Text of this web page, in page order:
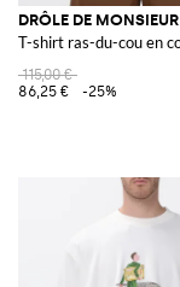
DRÔLE DE MONSIEUR
T-shirt ras-du-cou en
115,00 €
86,25 €
-25%